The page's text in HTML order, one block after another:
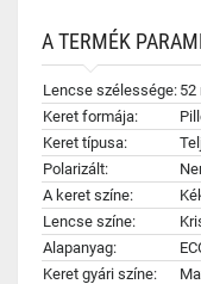
A TERMÉK
Lencse szélessége: 52
Keret formája:
Keret típusa:
Polarizált:
A keret színe:
Lencse színe:
Alapanyag:
Keret gyári színe: